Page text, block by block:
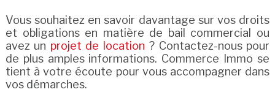
Vous souhaitez en savoir davantage sur vos droits
et obligations en matière de bail commercial ou
avez un projet de location ? Contactez-nous pour
de plus amples informations. Commerce Immo se
tient à votre écoute pour vous accompagner dans
vos démarches.